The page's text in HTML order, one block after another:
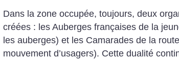
Dans la zone occupée, toujours, deux
créées : les Auberges françaises de la
les auberges) et les Camarades de la
mouvement d’usagers). Cette dualité